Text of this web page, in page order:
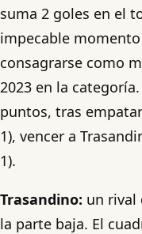
suma 2 goles en el
impecable
consagrarse como
2023 en la
puntos, tras
1), vencer a
1).
Trasandino: un rival
la parte baja. El